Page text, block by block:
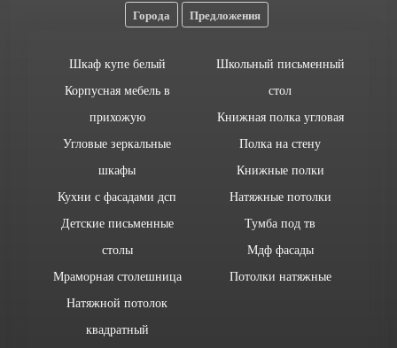
Города
Предложения
Шкаф купе белый
Корпусная мебель в
прихожую
Угловые зеркальные
шкафы
Кухни с фасадами дсп
Детские письменные
столы
Мраморная столешница
Натяжной потолок
квадратный
Школьный письменный
стол
Книжная полка угловая
Полка на стену
Книжные полки
Натяжные потолки
Тумба под тв
Мдф фасады
Потолки натяжные